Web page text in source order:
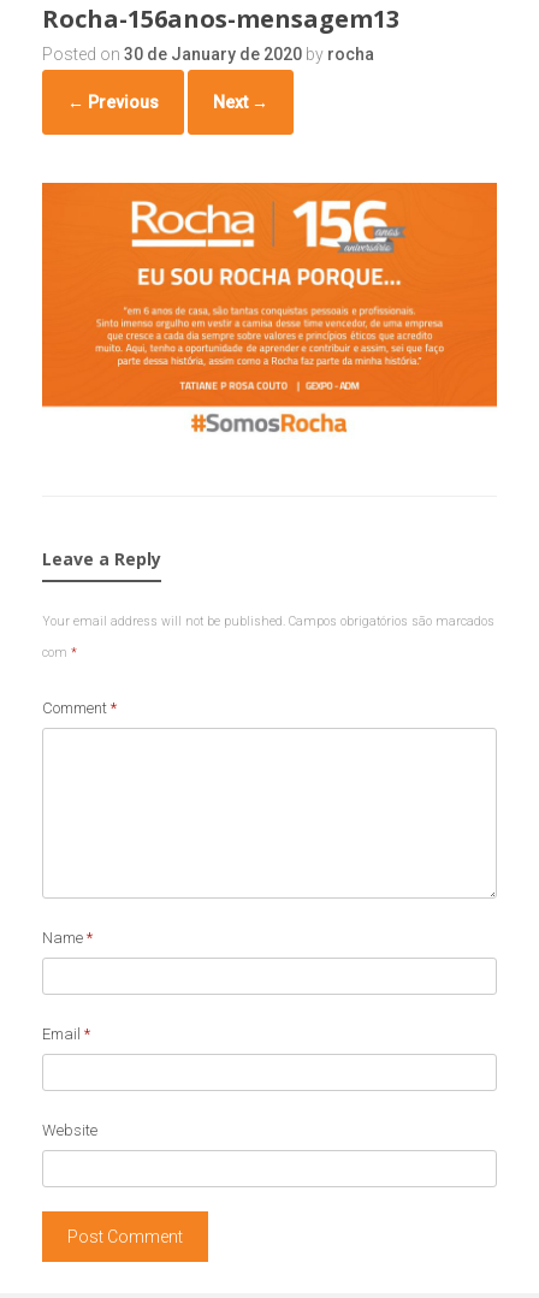
Rocha-156anos-mensagem13
Posted on 30 de January de 2020 by rocha
← Previous Next →
Leave a Reply
Your email address will not be published. Campos obrigatórios são marcados
com *
Comment *
Name *
Email *
Website